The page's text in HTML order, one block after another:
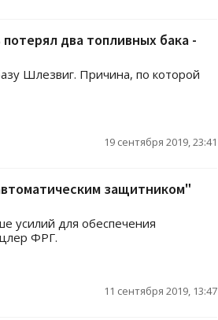
два топливных бака -
Шлезвиг. Причина, по которой
19 сентября 2019, 23:41
защитником"
усилий для обеспечения
ФРГ.
11 сентября 2019, 13:47